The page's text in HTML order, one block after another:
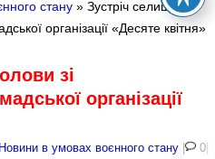
стану » Зустріч селищного
організації «Десяте квітня»
зі
організації
Новини в умовах воєнного стану | 0